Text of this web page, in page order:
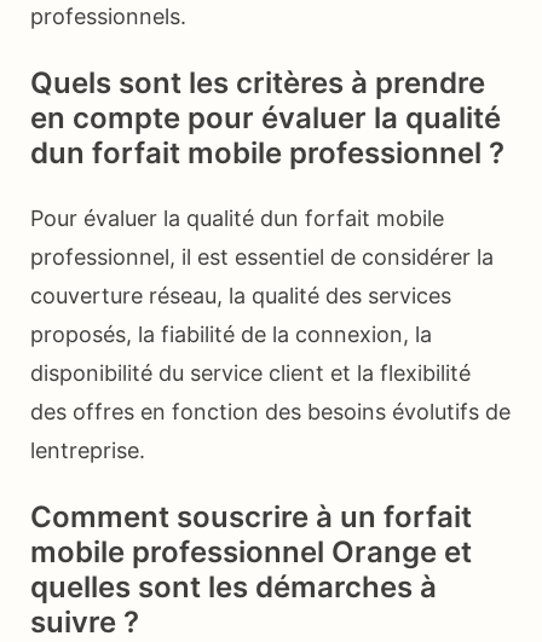
professionnels.
Quels sont les critères à prendre
en compte pour évaluer la qualité
dun forfait mobile professionnel ?
Pour évaluer la qualité dun forfait mobile
professionnel, il est essentiel de considérer la
couverture réseau, la qualité des services
proposés, la fiabilité de la connexion, la
disponibilité du service client et la flexibilité
des offres en fonction des besoins évolutifs de
lentreprise.
Comment souscrire à un forfait
mobile professionnel Orange et
quelles sont les démarches à
suivre ?